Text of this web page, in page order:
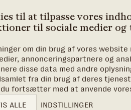
for
3.000 børn og unge til at
bedre fremtid for dem selv. Støt
forskel.
til at tilpasse vores
til sociale medier og
om din brug af vores
annonceringspartnere og
disse data med andre
fra din brug af deres
fortsætter med at anvende
ALLE INDSTILLINGER